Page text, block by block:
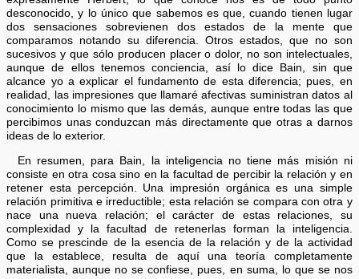
desconocido, y lo único que sabemos es que, cuando tienen lugar
dos sensaciones sobrevienen dos estados de la mente que
comparamos notando su diferencia. Otros estados, que no son
sucesivos y que sólo producen placer o dolor, no son intelectuales,
aunque de ellos tenemos conciencia, así lo dice Bain, sin que
alcance yo a explicar el fundamento de esta diferencia; pues, en
realidad, las impresiones que llamaré afectivas suministran datos al
conocimiento lo mismo que las demás, aunque entre todas las que
percibimos unas conduzcan más directamente que otras a darnos
ideas de lo exterior.
En resumen, para Bain, la inteligencia no tiene más misión ni
consiste en otra cosa sino en la facultad de percibir la relación y en
retener esta percepción. Una impresión orgánica es una simple
relación primitiva e irreductible; esta relación se compara con otra y
nace una nueva relación; el carácter de estas relaciones, su
complexidad y la facultad de retenerlas forman la inteligencia.
Como se prescinde de la esencia de la relación y de la actividad
que la establece, resulta de aquí una teoría completamente
materialista, aunque no se confiese, pues, en suma, lo que se nos